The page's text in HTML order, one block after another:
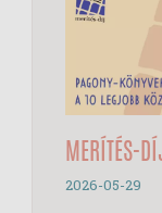
MERÍTÉS-
2026-05-29